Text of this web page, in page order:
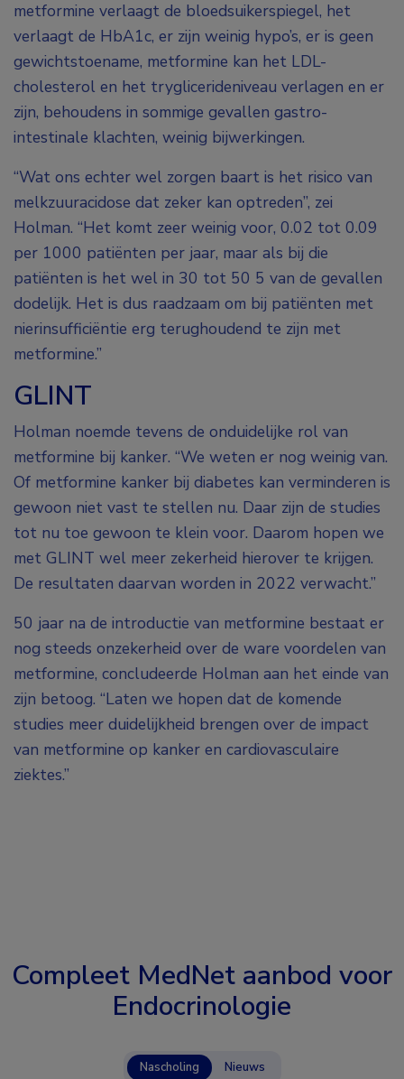
metformine verlaagt de bloedsuikerspiegel, het
verlaagt de HbA1c, er zijn weinig hypo’s, er is geen
gewichtstoename, metformine kan het LDL-
cholesterol en het tryglicerideniveau verlagen en er
zijn, behoudens in sommige gevallen gastro-
intestinale klachten, weinig bijwerkingen.
“Wat ons echter wel zorgen baart is het risico van
melkzuuracidose dat zeker kan optreden”, zei
Holman. “Het komt zeer weinig voor, 0.02 tot 0.09
per 1000 patiënten per jaar, maar als bij die
patiënten is het wel in 30 tot 50 5 van de gevallen
dodelijk. Het is dus raadzaam om bij patiënten met
nierinsufficiëntie erg terughoudend te zijn met
metformine.”
GLINT
Holman noemde tevens de onduidelijke rol van
metformine bij kanker. “We weten er nog weinig van.
Of metformine kanker bij diabetes kan verminderen is
gewoon niet vast te stellen nu. Daar zijn de studies
tot nu toe gewoon te klein voor. Daarom hopen we
met GLINT wel meer zekerheid hierover te krijgen.
De resultaten daarvan worden in 2022 verwacht.”
50 jaar na de introductie van metformine bestaat er
nog steeds onzekerheid over de ware voordelen van
metformine, concludeerde Holman aan het einde van
zijn betoog. “Laten we hopen dat de komende
studies meer duidelijkheid brengen over de impact
van metformine op kanker en cardiovasculaire
ziektes.”
Compleet MedNet aanbod voor
Endocrinologie
Nascholing Nieuws